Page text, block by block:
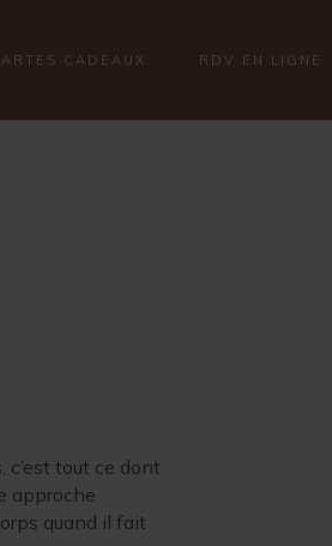
CADEAUX RDV EN LIGNE
c’est tout ce dont
approche
quand il fait